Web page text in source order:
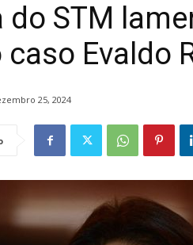
do STM
caso Evaldo
25, 2024